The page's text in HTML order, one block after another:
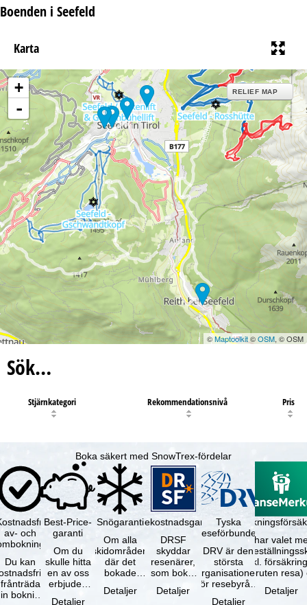
Boenden i Seefeld
Karta
+
-
RELIEF MAP
©Maptoolkit©OSM, © OSM
Sök…
Stjärnkategori Rekommendationsnivå Pris
Boka säkert med SnowTrex-fördelar
av- och
Du kan
frånträda
bokning
Best-Price-
garanti
Om du
skulle hitta
en av oss
erbjuden
Detaljer
Snögaranti
Om alla
skidområden
där det
bokade
gäller –
Detaljer
Resekostnadsgaranti
DRSF
skyddar
resenärer,
som bokat
paketresa
Detaljer
Tyska
reseförbundet
DRV är den
största
organisationen
för resebyråer
Detaljer
Du har valet
(inkl.
avbruten resa)
Detaljer